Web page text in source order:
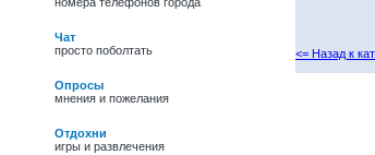
Чат
просто поболтать
Опросы
мнения и пожелания
Отдохни
игры и развлечения
Іванович Полевик.
Фольклорист, лауреат
Г.Верьовки, Б. Грінченка
і премії Фонду культури,
<= Назад к